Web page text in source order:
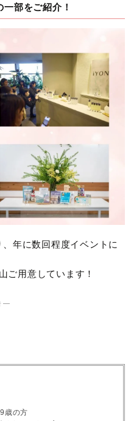
部をご紹介！
年に数回程度イベントに
ご用意しています！
―
歳の方